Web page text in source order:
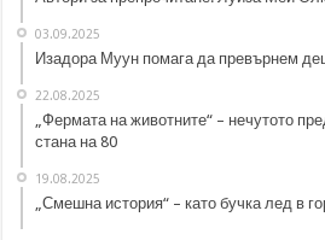
03.09.2025
Изадора Муун помага да превърнем
22.08.2025
„Фермата на животните“ – нечутото
стана на 80
19.08.2025
„Смешна история“ – като бучка лед в